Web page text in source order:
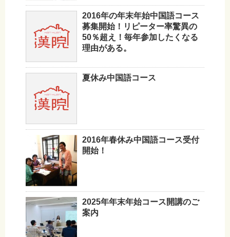
2016年の年末年始中国語コース
募集開始！リピーター率驚異の
50％超え！毎年参加したくなる
理由がある。
夏休み中国語コース
2016年春休み中国語コース受付
開始！
2025年年末年始コース開講のご
案内